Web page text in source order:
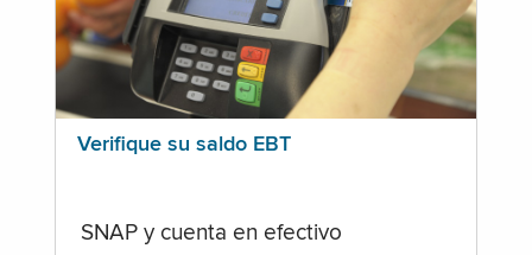
Verifique su saldo EBT
SNAP y cuenta en efectivo